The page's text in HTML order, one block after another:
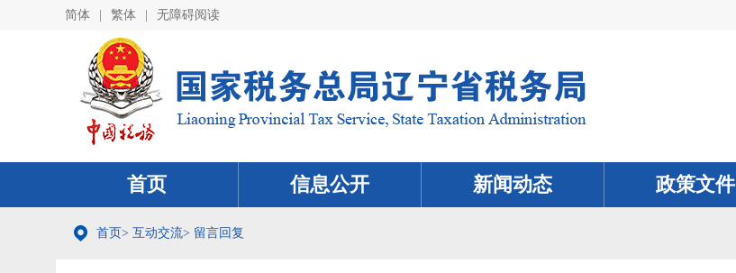
简体 繁体 无障碍阅读
首页 信息公开 新闻动态 政策文件
首页> 互动交流> 留言回复